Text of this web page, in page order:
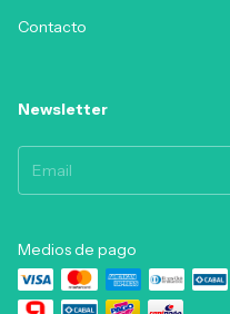
Contacto
Newsletter
Medios de pago